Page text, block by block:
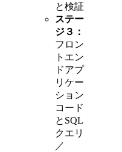
と検証
ステー
ジ３：
フロン
トエン
ドアプ
リケー
ション
コード
とSQL
クエリ
／